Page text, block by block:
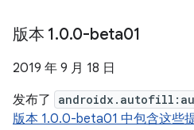
版本 1.0.0-beta01
2019 年 9 月 18 日
发布了
版本 1.0.0-beta01 中包含这些